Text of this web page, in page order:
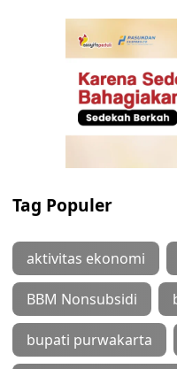
Tag Populer
aktivitas ekonomi
BBM Nonsubsidi
bupati purwakarta